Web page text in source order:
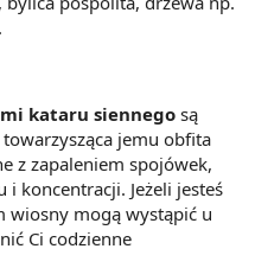
kataru siennego są
jemu obfita
z zapaleniem spojówek,
i koncentracji. Jeżeli jesteś
wiosny mogą wystąpić u
Ci codzienne